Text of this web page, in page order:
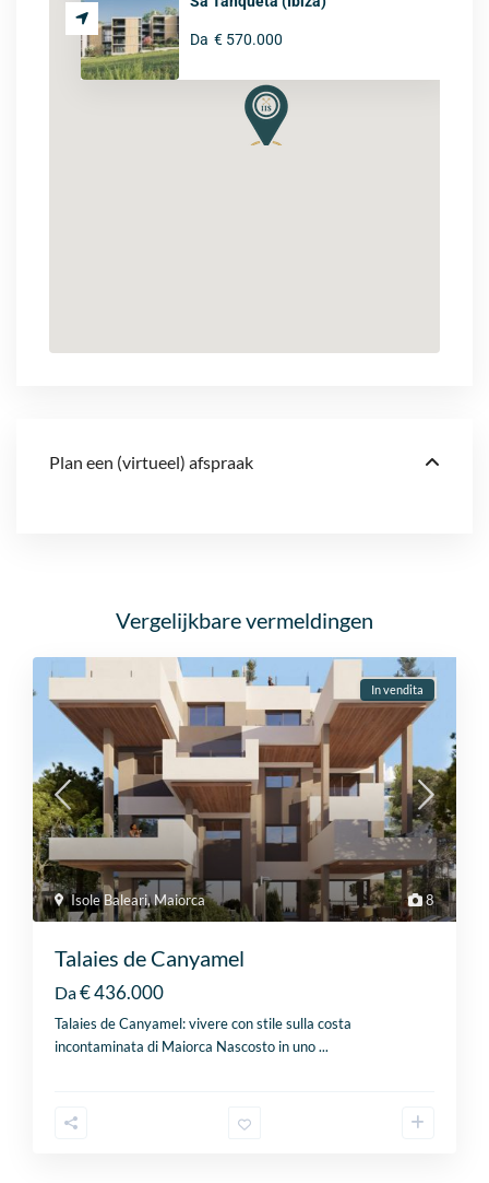
Da € 570.000
Plan een (virtueel) afspraak
Vergelijkbare vermeldingen
8
Isole Baleari,Maiorca
In vendita
Talaies de Canyamel
Da€ 436.000
Talaies de Canyamel: vivere con stile sulla costa
incontaminata di Maiorca Nascosto in uno...